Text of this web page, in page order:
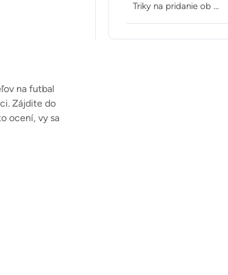
na futbal
Zájdite do
ocení, vy sa
Triky na pridanie ob …